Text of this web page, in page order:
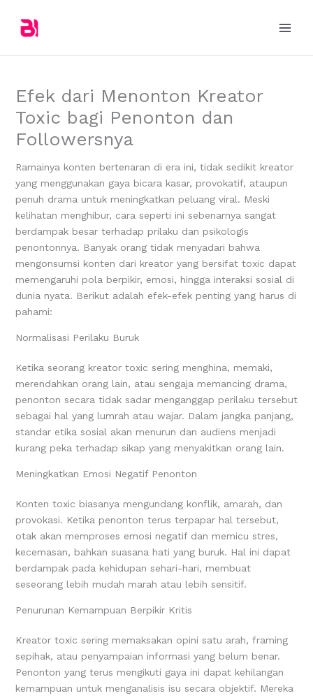
content
Efek dari Menonton Kreator
Toxic bagi Penonton dan
Followersnya
Ramainya konten bertenaran di era ini, tidak sedikit kreator
yang menggunakan gaya bicara kasar, provokatif, ataupun
penuh drama untuk meningkatkan peluang viral. Meski
kelihatan menghibur, cara seperti ini sebenarnya sangat
berdampak besar terhadap prilaku dan psikologis
penontonnya. Banyak orang tidak menyadari bahwa
mengonsumsi konten dari kreator yang bersifat toxic dapat
memengaruhi pola berpikir, emosi, hingga interaksi sosial di
dunia nyata. Berikut adalah efek-efek penting yang harus di
pahami:
Normalisasi Perilaku Buruk
Ketika seorang kreator toxic sering menghina, memaki,
merendahkan orang lain, atau sengaja memancing drama,
penonton secara tidak sadar menganggap perilaku tersebut
sebagai hal yang lumrah atau wajar. Dalam jangka panjang,
standar etika sosial akan menurun dan audiens menjadi
kurang peka terhadap sikap yang menyakitkan orang lain.
Meningkatkan Emosi Negatif Penonton
Konten toxic biasanya mengundang konflik, amarah, dan
provokasi. Ketika penonton terus terpapar hal tersebut,
otak akan memproses emosi negatif dan memicu stres,
kecemasan, bahkan suasana hati yang buruk. Hal ini dapat
berdampak pada kehidupan sehari-hari, membuat
seseorang lebih mudah marah atau lebih sensitif.
Penurunan Kemampuan Berpikir Kritis
Kreator toxic sering memaksakan opini satu arah, framing
sepihak, atau penyampaian informasi yang belum benar.
Penonton yang terus mengikuti gaya ini dapat kehilangan
kemampuan untuk menganalisis isu secara objektif. Mereka